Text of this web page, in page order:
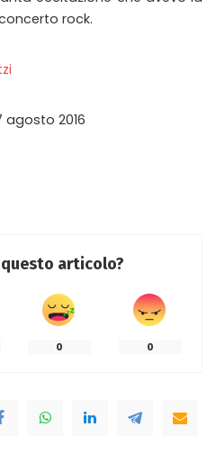
rock.
agosto 2016
articolo?
0 0